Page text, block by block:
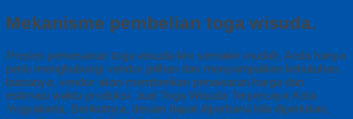
Mekanisme pembelian toga wisuda.
Proses pemesanan toga wisuda kini semakin mudah, Anda hanya
perlu menghubungi vendor pilihan dan menyampaikan kebutuhan,
biasanya, vendor akan memberikan penawaran harga dan
estimasi waktu produksi. Jual Toga Wisuda Terpercaya Kota
Yogyakarta, Berikutnya, desain dapat diperbarui bila diperlukan,